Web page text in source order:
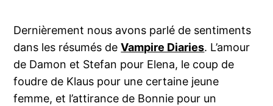
Dernièrement nous avons parlé de sentiments
dans les résumés deVampire Diaries. L’amour
de Damon et Stefan pour Elena, le coup de
foudre de Klaus pour une certaine jeune
femme, et l’attirance de Bonnie pour un